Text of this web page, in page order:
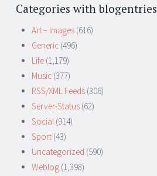
Categories with blogentries
Art – Images (616)
Generic (496)
Life (1,179)
Music (377)
RSS/XML Feeds (306)
Server-Status (62)
Social (914)
Sport (43)
Uncategorized (590)
Weblog (1,398)